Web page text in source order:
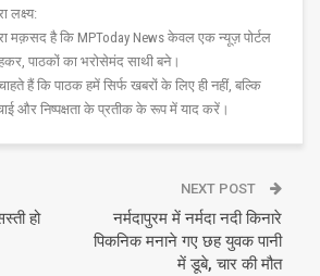
लक्ष्य:
मक़सद है कि MPToday News केवल एक न्यूज़ पोर्टल
पाठकों का भरोसेमंद साथी बने।
हैं कि पाठक हमें सिर्फ खबरों के लिए ही नहीं, बल्कि
और निष्पक्षता के प्रतीक के रूप में याद करें।
हो
NEXT POST
नर्मदापुरम में नर्मदा नदी किनारे
पिकनिक मनाने गए छह युवक पानी
में डूबे, चार की मौत